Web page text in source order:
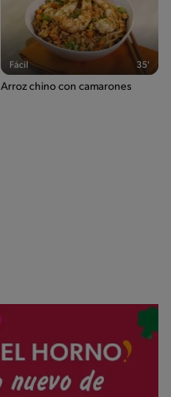
Fácil 35'
Arroz chino con camarones